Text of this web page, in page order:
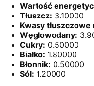
Wartość
Tłuszcz: 3.10000
Kwasy tłuszczowe
Węglowodany:
Cukry: 0.50000
Białko: 1.80000
Błonnik: 0.50000
Sól: 1.20000